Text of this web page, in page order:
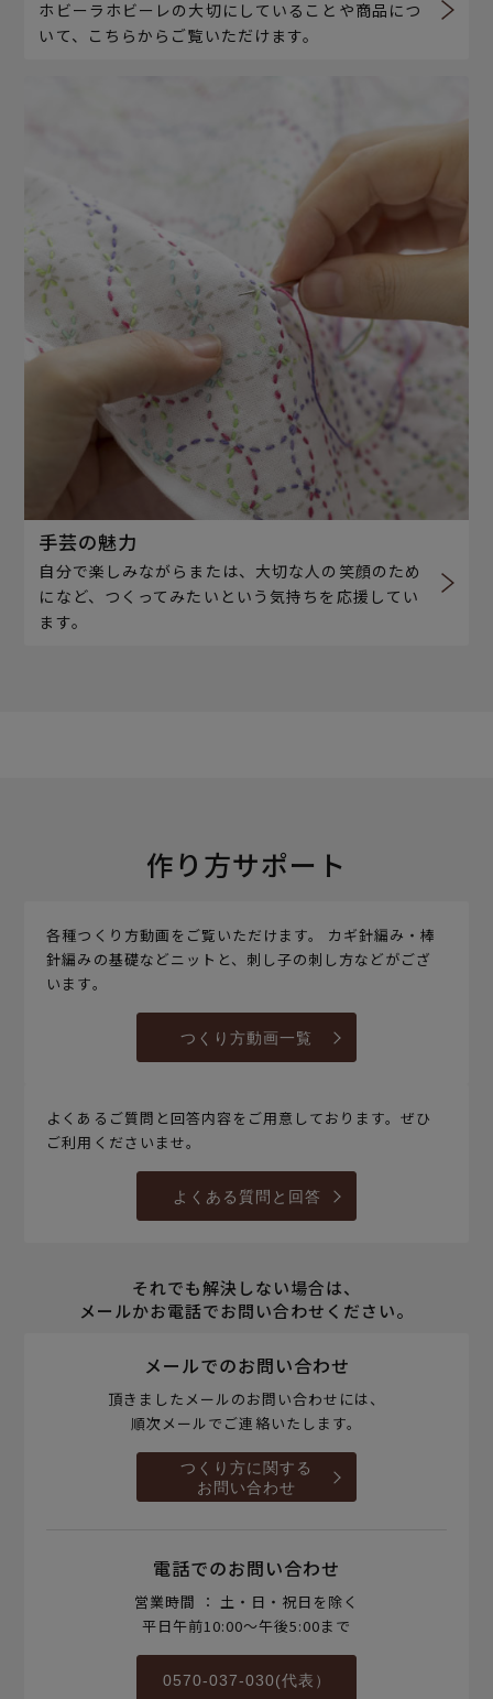
ホビーラホビーレの大切にしていることや商品につ
いて、こちらからご覧いただけます。
手芸の魅力
自分で楽しみながらまたは、大切な人の笑顔のため
になど、つくってみたいという気持ちを応援してい
ます。
作り方サポート
各種つくり方動画をご覧いただけます。 カギ針編み・棒
針編みの基礎などニットと、刺し子の刺し方などがござ
います。
つくり方動画一覧
よくあるご質問と回答内容をご用意しております。ぜひ
ご利用くださいませ。
よくある質問と回答
それでも解決しない場合は、
メールかお電話でお問い合わせください。
メールでのお問い合わせ
頂きましたメールのお問い合わせには、
順次メールでご連絡いたします。
つくり方に関する
お問い合わせ
電話でのお問い合わせ
営業時間 ： 土・日・祝日を除く
平日午前10:00～午後5:00まで
0570-037-030(代表）